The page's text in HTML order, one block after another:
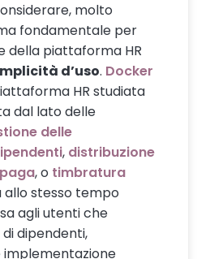
molto
fondamentale per
della piattaforma HR
d’uso. Docker
HR studiata
dal lato delle
delle
, distribuzione
, o timbratura
allo stesso tempo
agli utenti che
dipendenti,
implementazione